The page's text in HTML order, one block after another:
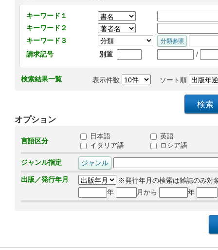
キーワード１
キーワード２
キーワード３
請求記号
別置 /
検索結果一覧 表示件数 ソート順
オプション
言語区分
日本語
英語
イタリア語
ロシア語
ジャンル指定
出版／発行年月
※発行年月の検索は雑誌のみ対
年
月から 年